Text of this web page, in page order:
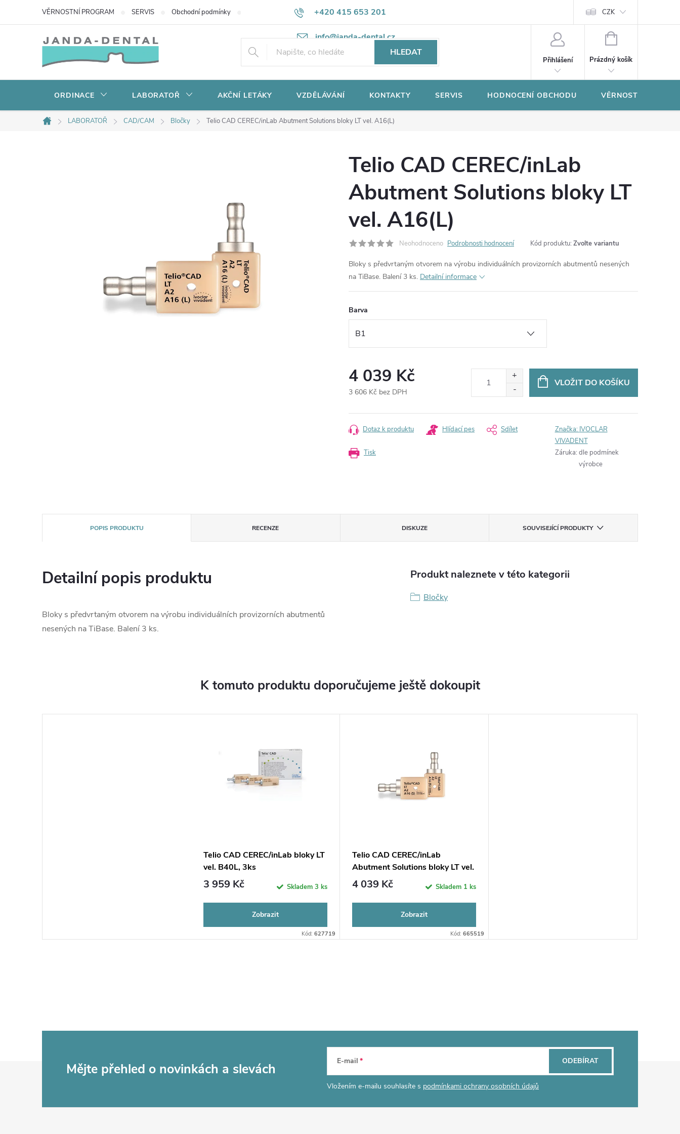
+420 415 653 201
info@janda-dental.cz
VĚRNOSTNÍ PROGRAM SERVIS Obchodní podmínky Potřebujete poradit? Ochrana osobních údajů CZK
HLEDAT
Přihlášení
NÁKUPNÍ
Prázdný košík
ORDINACE LABORATOŘ AKČNÍ LETÁKY VZDĚLÁVÁNÍ KONTAKTY SERVIS HODNOCENÍ OBCHODU VĚRNOSTNÍ
Domů
LABORATOŘ CAD/CAM Bločky Telio CAD CEREC/inLab Abutment Solutions bloky LT vel. A16(L)
Telio CAD CEREC/inLab
Abutment Solutions bloky LT
vel. A16(L)
Neohodnoceno Podrobnosti hodnocení Kód produktu: Zvolte variantu
Bloky s předvrtaným otvorem na výrobu individuálních provizorních abutmentů nesených
na TiBase. Balení 3 ks. Detailní informace
Barva
4 039 Kč
3 606 Kč bez DPH
cena:
VLOŽIT DO KOŠÍKU
Tisk
Dotaz k produktu Hlídací pes Sdílet Značka: IVOCLAR
VIVADENT
Záruka: dle podmínek
výrobce
POPIS PRODUKTU RECENZE DISKUZE SOUVISEJÍCÍ PRODUKTY
Detailní popis produktu
Bloky s předvrtaným otvorem na výrobu individuálních provizorních abutmentů
nesených na TiBase. Balení 3 ks.
Produkt naleznete v této kategorii
Bločky
K tomuto produktu doporučujeme ještě dokoupit
Telio CAD CEREC/inLab bloky LT
vel. B40L, 3ks
3 959 Kč Skladem 3 ks
Zobrazit
Kód: 627719
Telio CAD CEREC/inLab
Abutment Solutions bloky LT vel.
A16(S)
4 039 Kč Skladem 1 ks
Zobrazit
Kód: 665519
Mějte přehled o novinkách a slevách E-mail
Vložením e-mailu souhlasíte s podmínkami ochrany osobních údajů
ODEBÍRAT